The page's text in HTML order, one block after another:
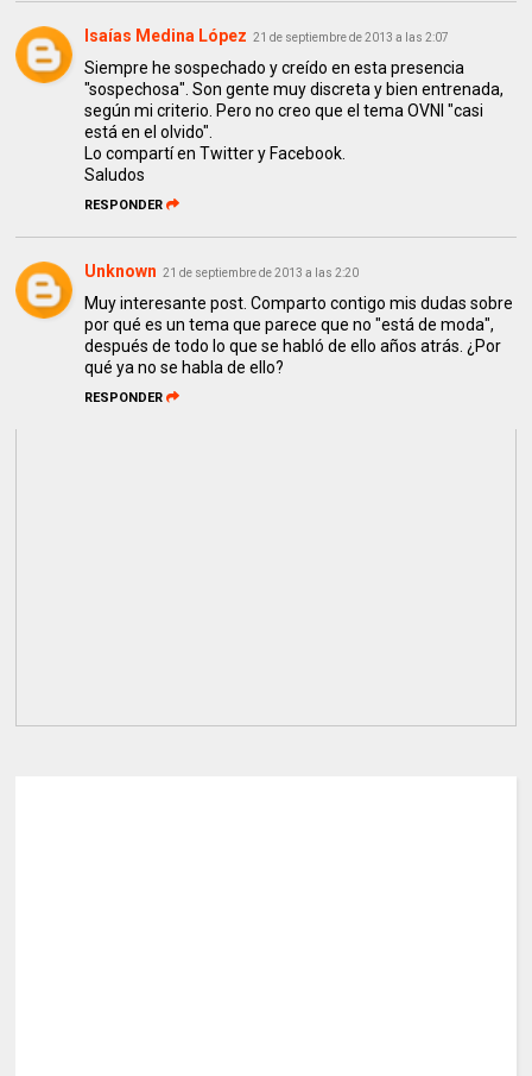
Isaías Medina López 21 de septiembre de 2013 a las 2:07
Siempre he sospechado y creído en esta presencia
"sospechosa". Son gente muy discreta y bien entrenada,
según mi criterio. Pero no creo que el tema OVNI "casi
está en el olvido".
Lo compartí en Twitter y Facebook.
Saludos
RESPONDER
Unknown 21 de septiembre de 2013 a las 2:20
Muy interesante post. Comparto contigo mis dudas sobre
por qué es un tema que parece que no "está de moda",
después de todo lo que se habló de ello años atrás. ¿Por
qué ya no se habla de ello?
RESPONDER